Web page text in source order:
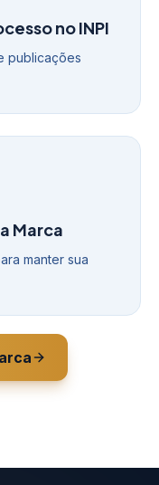
no INPI
publicações
Marca
manter sua